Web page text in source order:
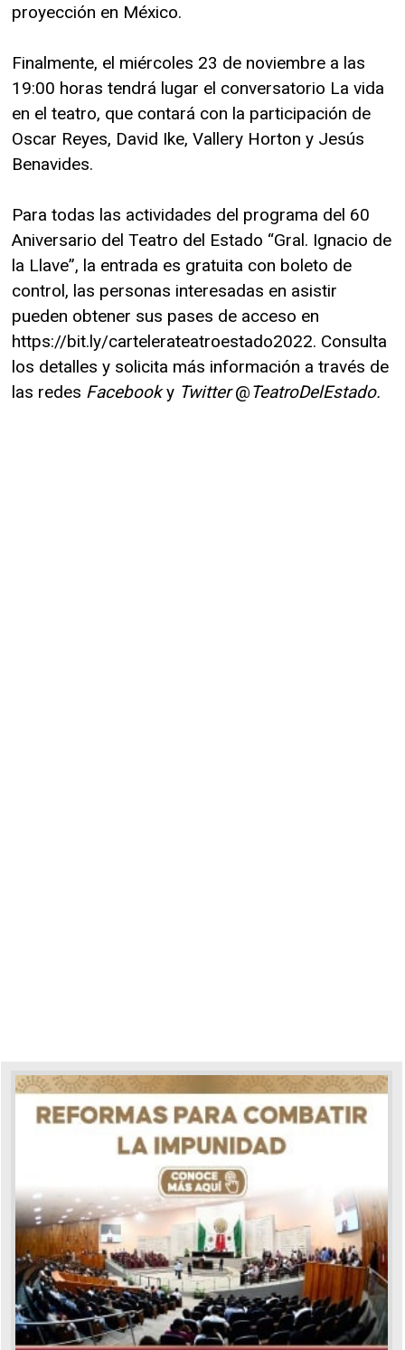
proyección en México.
Finalmente, el miércoles 23 de noviembre a las
19:00 horas tendrá lugar el conversatorio La vida
en el teatro, que contará con la participación de
Oscar Reyes, David Ike, Vallery Horton y Jesús
Benavides.
Para todas las actividades del programa del 60
Aniversario del Teatro del Estado “Gral. Ignacio de
la Llave”, la entrada es gratuita con boleto de
control, las personas interesadas en asistir
pueden obtener sus pases de acceso en
https://bit.ly/cartelerateatroestado2022. Consulta
los detalles y solicita más información a través de
las redes Facebooky Twitter@TeatroDelEstado.